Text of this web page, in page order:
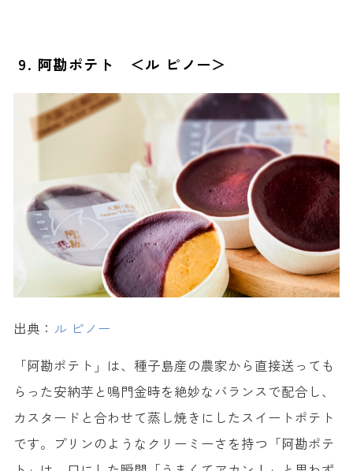
9. 阿勘ポテト ＜ル ピノー＞
出典： ル ピノー
「阿勘ポテト」は、種子島産の農家から直接送っても
らった安納芋と鳴門金時を絶妙なバランスで配合し、
カスタードと合わせて蒸し焼きにしたスイートポテト
です。プリンのようなクリーミーさを持つ「阿勘ポテ